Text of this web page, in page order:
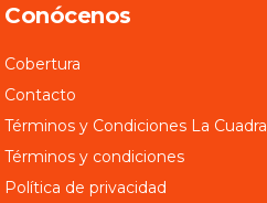
Conócenos
Cobertura
Contacto
Términos y Condiciones La Cuadra
Términos y condiciones
Política de privacidad